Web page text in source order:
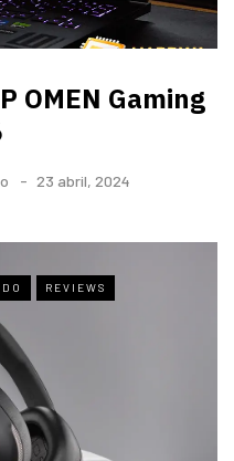
OMEN Gaming
23 abril, 2024
REVIEWS